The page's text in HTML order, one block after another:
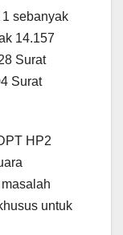
sebanyak
14.157
Surat
Surat
HP2
untuk